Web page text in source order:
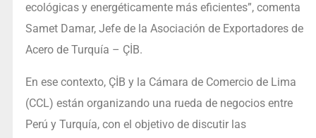
ecológicas y energéticamente más eficientes”, comenta
Samet Damar, Jefe de la Asociación de Exportadores de
Acero de Turquía – ÇİB.
En ese contexto, ÇİB y la Cámara de Comercio de Lima
(CCL) están organizando una rueda de negocios entre
Perú y Turquía, con el objetivo de discutir las